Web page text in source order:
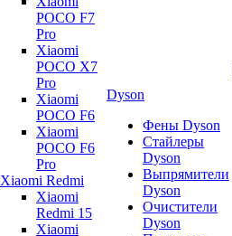
POCO F7
Pro
Xiaomi
POCO X7
Pro
Xiaomi
POCO F6
Xiaomi
POCO F6
Pro
Xiaomi Redmi
Xiaomi
Redmi 15
Xiaomi
Dyson
Фены Dyson
Стайлеры
Dyson
Выпрямители
Dyson
Очистители
Dyson